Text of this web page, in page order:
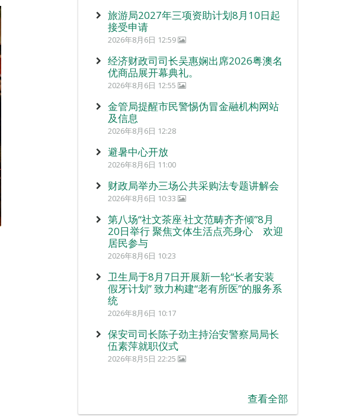
旅游局2027年三项资助计划8月10日起
接受申请
2026年8月6日 12:59
经济财政司司长吴惠娴出席2026粤澳名
优商品展开幕典礼。
2026年8月6日 12:55
金管局提醒市民警惕伪冒金融机构网站
及信息
2026年8月6日 12:28
避暑中心开放
2026年8月6日 11:00
财政局举办三场公共采购法专题讲解会
2026年8月6日 10:33
第八场“社文茶座‧社文范畴齐齐倾”8月
20日举行 聚焦文体生活点亮身心 欢迎
居民参与
2026年8月6日 10:23
卫生局于8月7日开展新一轮“长者安装
假牙计划” 致力构建“老有所医”的服务系
统
2026年8月6日 10:17
保安司司长陈子劲主持治安警察局局长
伍素萍就职仪式
2026年8月5日 22:25
查看全部